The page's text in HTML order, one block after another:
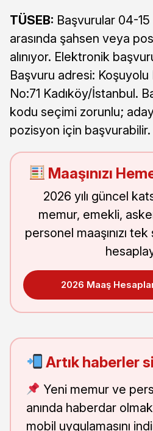
TÜSEB: Başvurular 04-
arasında şahsen veya
alınıyor. Elektronik
Başvuru adresi:
No:71 Kadıköy/İstanbul.
kodu seçimi zorunlu;
pozisyon için başvurabilir.
Maaşınızı
2026 yılı güncel
memur, emekli,
personel maaşınızı
2026 Maaş
Artık haberler
Yeni memur ve
anında haberdar
mobil uygulamasını